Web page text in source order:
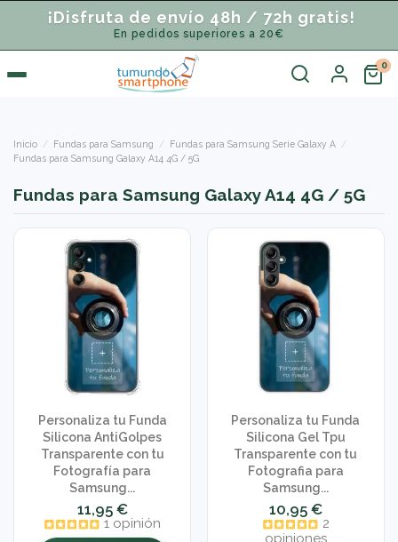
¡Disfruta de envío 48h / 72h gratis!
En pedidos superiores a 20€
Inicio Fundas para Samsung
Fundas para Samsung Serie Galaxy A
Fundas para Samsung Galaxy A14 4G / 5G
Fundas para Samsung Galaxy A14 4G / 5G
Personaliza tu Funda
Silicona AntiGolpes
Transparente con tu
Fotografía para
Samsung...
11,95 €
1 opinión
Personaliza tu Funda
Silicona Gel Tpu
Transparente con tu
Fotografia para
Samsung...
10,95 €
2
opiniones